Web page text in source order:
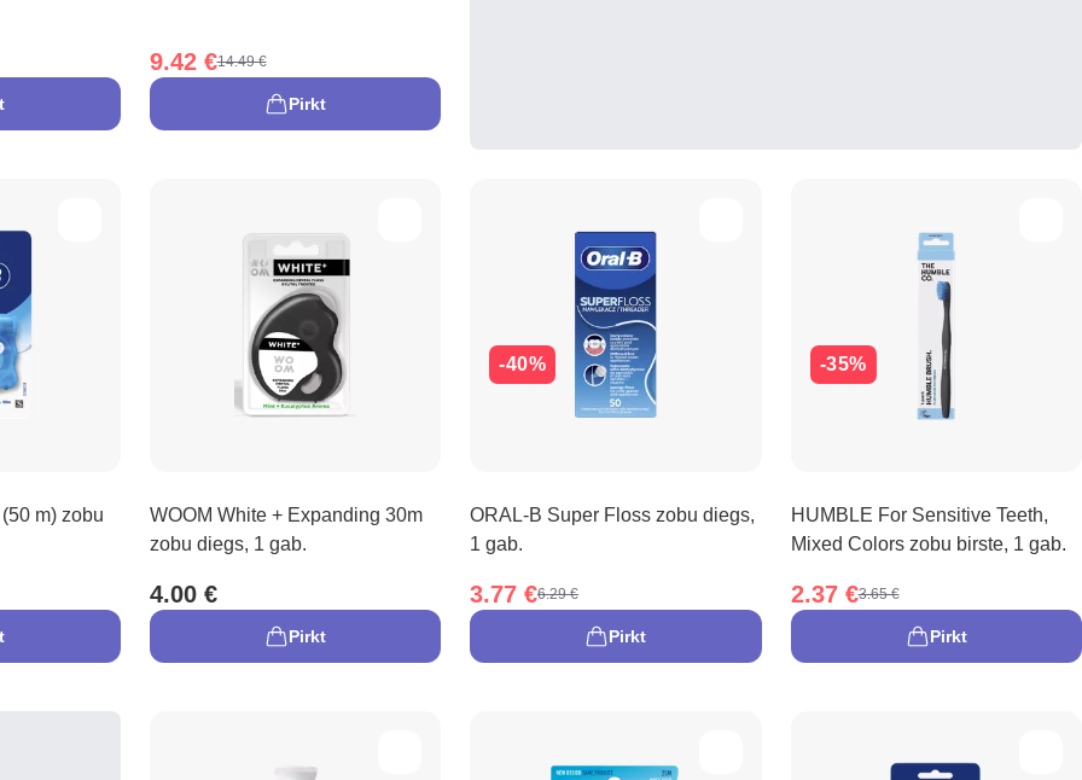
9.42 €14.49 €
Pirkt
m) zobu
WOOM White + Expanding 30m
zobu diegs, 1 gab.
4.00 €
Pirkt
-40%
ORAL-B Super Floss zobu diegs,
1 gab.
3.77 €6.29 €
Pirkt
-35%
HUMBLE For Sensitive Teeth,
Mixed Colors zobu birste, 1 gab.
2.37 €3.65 €
Pirkt